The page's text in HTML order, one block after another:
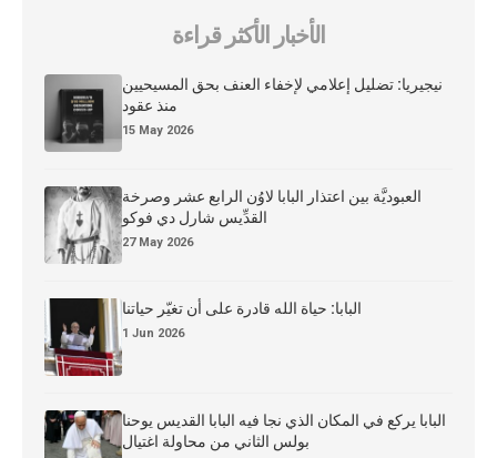
الأخبار الأكثر قراءة
نيجيريا: تضليل إعلامي لإخفاء العنف بحق المسيحيين
منذ عقود
15 May 2026
العبوديَّة بين اعتذار البابا لاوُن الرابع عشر وصرخة
القدِّيس شارل دي فوكو
27 May 2026
البابا: حياة الله قادرة على أن تغيّر حياتنا
1 Jun 2026
البابا يركع في المكان الذي نجا فيه البابا القديس يوحنا
بولس الثاني من محاولة اغتيال